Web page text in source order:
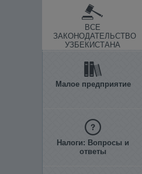
ВСЕ
ЗАКОНОДАТЕЛЬСТВО
УЗБЕКИСТАНА
Малое предприятие
Налоги: Вопросы и
ответы